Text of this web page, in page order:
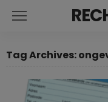
Tag Archives: